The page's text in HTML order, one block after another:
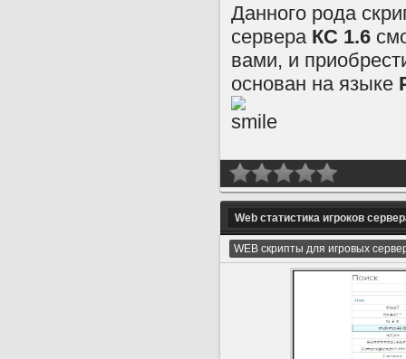
Данного рода
сервера КС 1.6
вами, и
основан на языке
Web статистика игроков
WEB скрипты для игровых